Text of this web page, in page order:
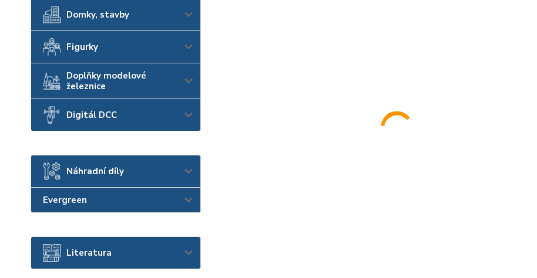
Domky, stavby
Figurky
Doplňky modelové
železnice
Digitál DCC
Náhradní díly
Evergreen
Literatura